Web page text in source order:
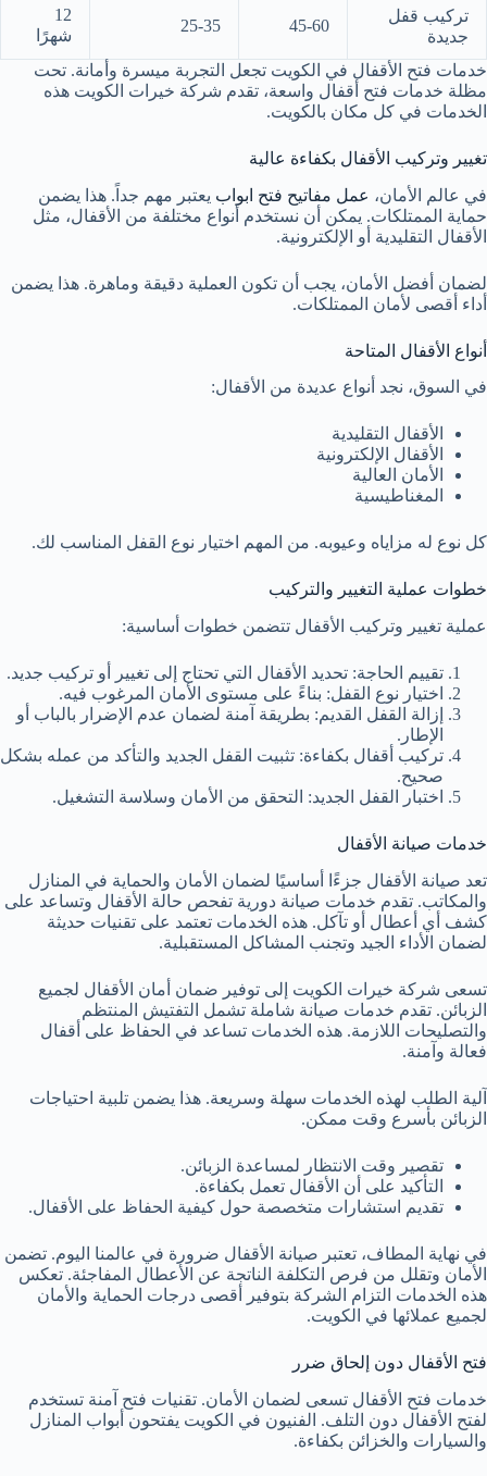
تركيب قفل
جديدة
45-60
25-35
12
شهرًا
خدمات فتح الأقفال في الكويت تجعل التجربة ميسرة وأمانة. تحت
مظلة خدمات فتح أقفال واسعة، تقدم شركة خيرات الكويت هذه
الخدمات في كل مكان بالكويت.
تغيير وتركيب الأقفال بكفاءة عالية
في عالم الأمان، عمل مفاتيح فتح ابواب يعتبر مهم جداً. هذا يضمن
حماية الممتلكات. يمكن أن نستخدم أنواع مختلفة من الأقفال، مثل
الأقفال التقليدية أو الإلكترونية.
لضمان أفضل الأمان، يجب أن تكون العملية دقيقة وماهرة. هذا يضمن
أداء أقصى لأمان الممتلكات.
أنواع الأقفال المتاحة
في السوق، نجد أنواع عديدة من الأقفال:
الأقفال التقليدية
الأقفال الإلكترونية
الأمان العالية
المغناطيسية
كل نوع له مزاياه وعيوبه. من المهم اختيار نوع القفل المناسب لك.
خطوات عملية التغيير والتركيب
عملية تغيير وتركيب الأقفال تتضمن خطوات أساسية:
تقييم الحاجة: تحديد الأقفال التي تحتاج إلى تغيير أو تركيب جديد.
اختيار نوع القفل: بناءً على مستوى الأمان المرغوب فيه.
إزالة القفل القديم: بطريقة آمنة لضمان عدم الإضرار بالباب أو
الإطار.
تركيب أقفال بكفاءة: تثبيت القفل الجديد والتأكد من عمله بشكل
صحيح.
اختبار القفل الجديد: التحقق من الأمان وسلاسة التشغيل.
خدمات صيانة الأقفال
تعد صيانة الأقفال جزءًا أساسيًا لضمان الأمان والحماية في المنازل
والمكاتب. تقدم خدمات صيانة دورية تفحص حالة الأقفال وتساعد على
كشف أي أعطال أو تآكل. هذه الخدمات تعتمد على تقنيات حديثة
لضمان الأداء الجيد وتجنب المشاكل المستقبلية.
تسعى شركة خيرات الكويت إلى توفير ضمان أمان الأقفال لجميع
الزبائن. تقدم خدمات صيانة شاملة تشمل التفتيش المنتظم
والتصليحات اللازمة. هذه الخدمات تساعد في الحفاظ على أقفال
فعالة وآمنة.
آلية الطلب لهذه الخدمات سهلة وسريعة. هذا يضمن تلبية احتياجات
الزبائن بأسرع وقت ممكن.
تقصير وقت الانتظار لمساعدة الزبائن.
التأكيد على أن الأقفال تعمل بكفاءة.
تقديم استشارات متخصصة حول كيفية الحفاظ على الأقفال.
في نهاية المطاف، تعتبر صيانة الأقفال ضرورة في عالمنا اليوم. تضمن
الأمان وتقلل من فرص التكلفة الناتجة عن الأعطال المفاجئة. تعكس
هذه الخدمات التزام الشركة بتوفير أقصى درجات الحماية والأمان
لجميع عملائها في الكويت.
فتح الأقفال دون إلحاق ضرر
خدمات فتح الأقفال تسعى لضمان الأمان. تقنيات فتح آمنة تستخدم
لفتح الأقفال دون التلف. الفنيون في الكويت يفتحون أبواب المنازل
والسيارات والخزائن بكفاءة.